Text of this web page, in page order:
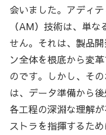
会いました。アディ
（AM）技術は、単
せん。それは、製品
ン全体を根底から変
のです。しかし、そ
は、データ準備から
各工程の深淵な理解
ストラを指揮するた